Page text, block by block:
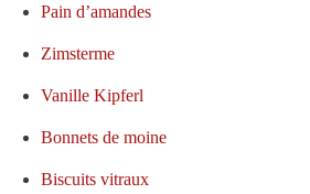
Pain d’amandes
Zimsterme
Vanille Kipferl
Bonnets de moine
Biscuits vitraux